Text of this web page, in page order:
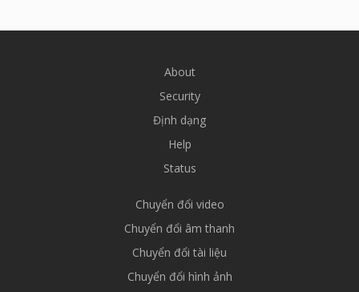
About
Security
Định dạng
Help
Status
Chuyển đổi video
Chuyển đổi âm thanh
Chuyển đổi tài liệu
Chuyển đổi hình ảnh